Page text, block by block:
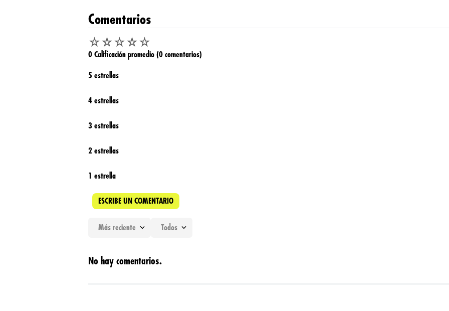
Comentarios
☆☆☆☆☆
0 Calificación promedio (0 comentarios)
5 estrellas
4 estrellas
3 estrellas
2 estrellas
1 estrella
ESCRIBE UN COMENTARIO
Más reciente Todos
No hay comentarios.